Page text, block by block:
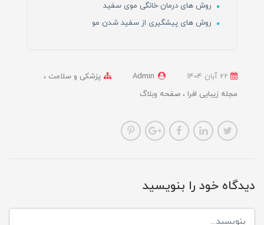
روش های درمان خانگی موی سفید
روش های پیشگیری از سفید شدن مو
Admin
پزشکی و سلامت
مجله زیبایی افرا
صفحه وبلاگ
دیدگاه خود را بنویسید